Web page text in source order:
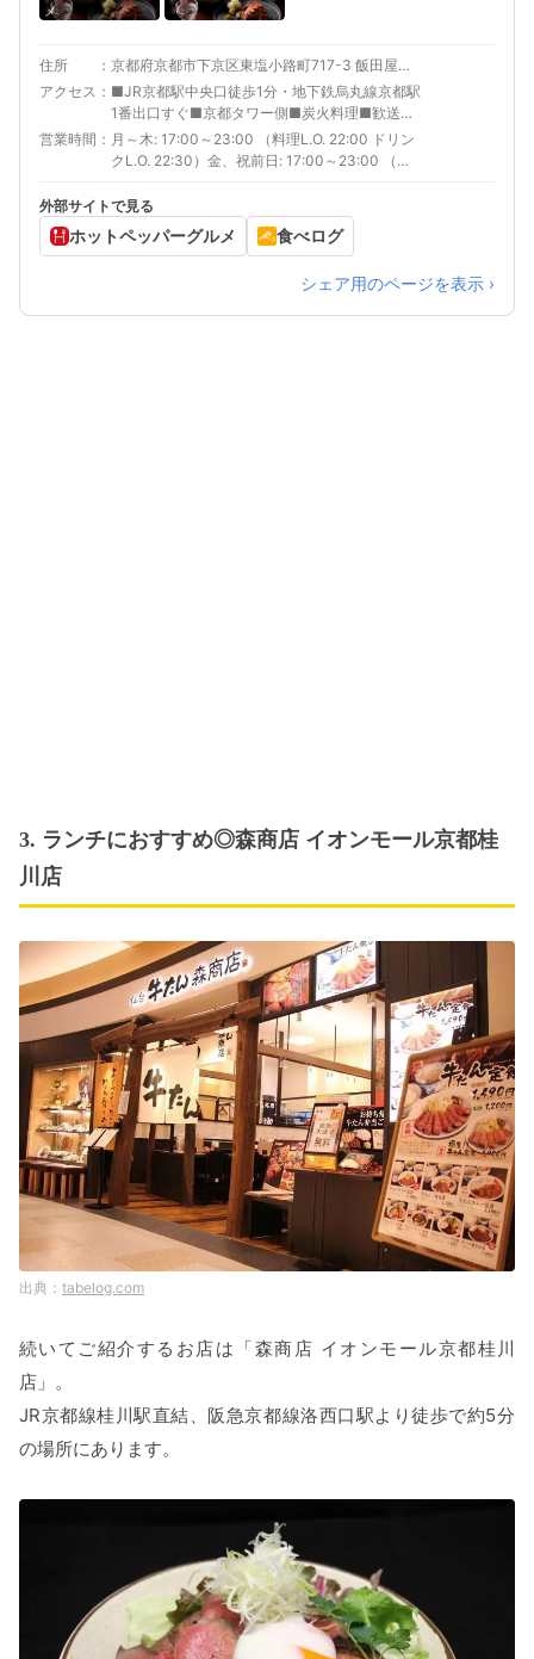
メ
住所
京都府京都市下京区東塩小路町717-3 飯田屋惣平ビル 4-5F
アクセス
■JR京都駅中央口徒歩1分・地下鉄烏丸線京都駅
1番出口すぐ■京都タワー側■炭火料理■歓送迎
会■女子会■日本酒
営業時間
月～木: 17:00～23:00 （料理L.O. 22:00 ドリン
クL.O. 22:30）金、祝前日: 17:00～23:00 （料
16:00～23:00 （料理L.O. 23:00 ドリンクL.O.
22:30）日: 16:00～23:00 （料理L.O. 22:00 ド
リンクL.O. 22:30）
外部サイトで見る
ホットペッパーグルメ 食べログ
シェア用のページを表示 ›
3. ランチにおすすめ◎森商店 イオンモール京都桂
川店
tabelog.com
続いてご紹介するお店は「森商店 イオンモール京都桂川
店」。
JR京都線桂川駅直結、阪急京都線洛西口駅より徒歩で約5分
の場所にあります。